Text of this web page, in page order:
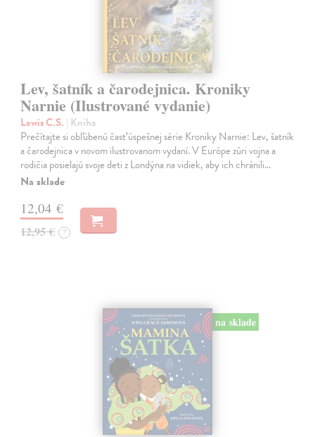
Lev, šatník a čarodejnica. Kroniky
Narnie (Ilustrované vydanie)
Lewis C.S. | Kniha
Prečítajte si obľúbenú časť úspešnej série Kroniky Narnie: Lev, šatník
a čarodejnica v novom ilustrovanom vydaní. V Európe zúri vojna a
rodičia posielajú svoje deti z Londýna na vidiek, aby ich chránili…
Na sklade
12,04 €
12,95 € ?
na sklade